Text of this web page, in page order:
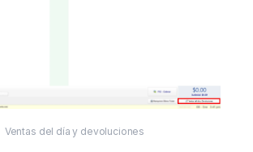
Ventas del día y devoluciones